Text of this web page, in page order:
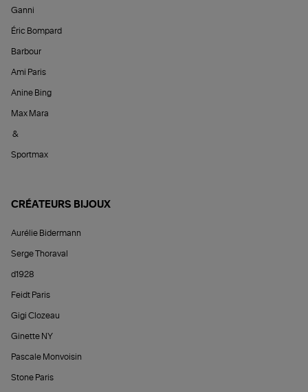
Ganni
Éric Bompard
Barbour
Ami Paris
Anine Bing
Max Mara
&
Sportmax
CRÉATEURS BIJOUX
Aurélie Bidermann
Serge Thoraval
d1928
Feidt Paris
Gigi Clozeau
Ginette NY
Pascale Monvoisin
Stone Paris